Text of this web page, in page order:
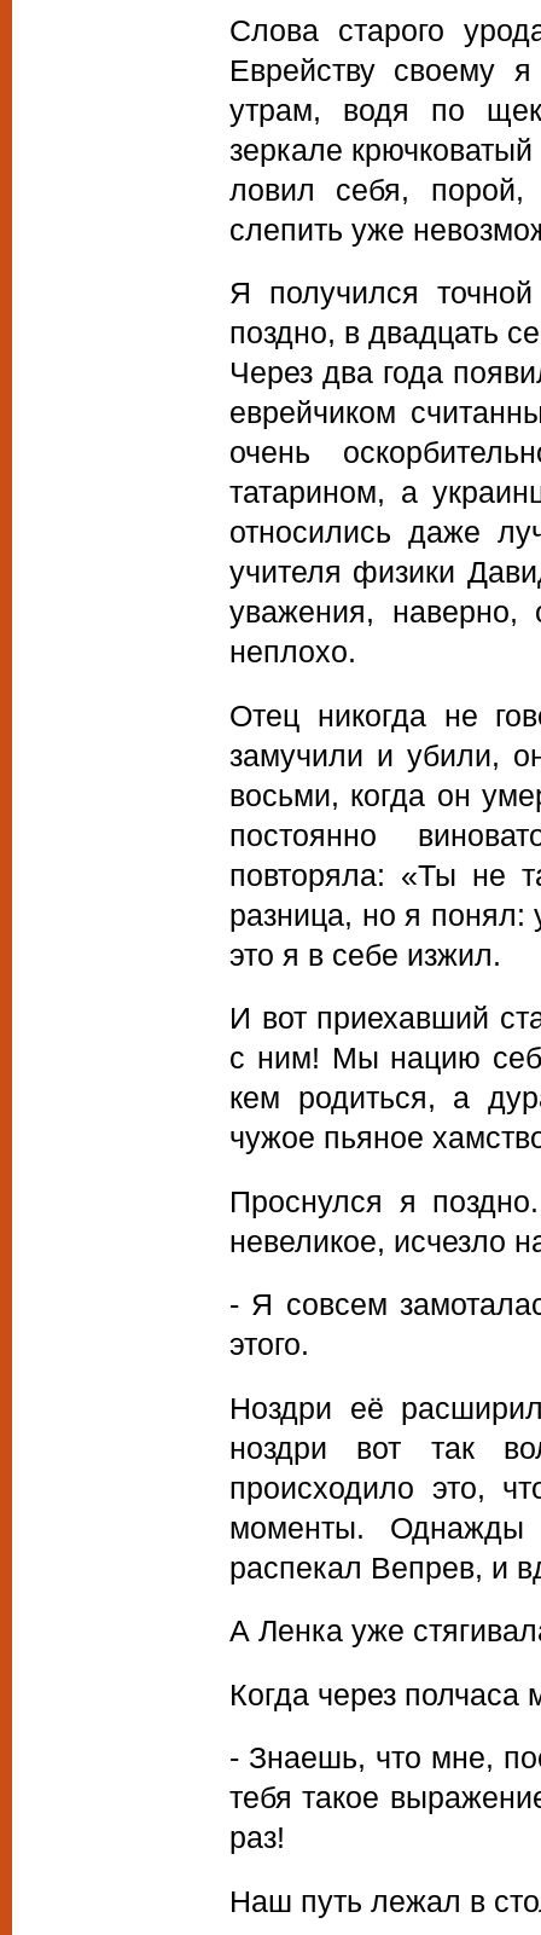
Слова старого
Еврейству своему
утрам, водя по
зеркале
ловил себя, порой,
слепить уже
Я получился
поздно, в двадцать
Через два года
еврейчиком
очень
татарином, а
относились даже
учителя физики
уважения,
неплохо.
Отец никогда не
замучили и убили,
восьми, когда он
постоянно
повторяла: «Ты не
разница, но я понял:
это я в себе изжил.
И вот приехавший
с ним! Мы нацию
кем родиться, а
чужое пьяное
Проснулся я
невеликое, исчезло
- Я совсем
этого.
Ноздри её
ноздри вот так
происходило это,
моменты. Однажды
распекал Вепрев, и
А Ленка уже
Когда через
- Знаешь, что мне,
тебя такое
раз!
Наш путь лежал в